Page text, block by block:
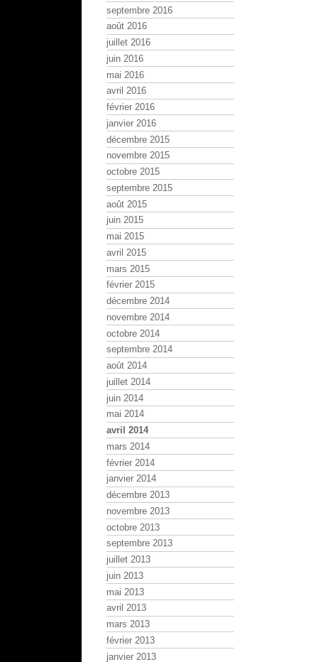
septembre 2016
août 2016
juillet 2016
juin 2016
mai 2016
avril 2016
février 2016
janvier 2016
décembre 2015
novembre 2015
octobre 2015
septembre 2015
août 2015
juin 2015
mai 2015
avril 2015
mars 2015
février 2015
décembre 2014
novembre 2014
octobre 2014
septembre 2014
août 2014
juillet 2014
juin 2014
mai 2014
avril 2014
mars 2014
février 2014
janvier 2014
décembre 2013
novembre 2013
octobre 2013
septembre 2013
juillet 2013
juin 2013
mai 2013
avril 2013
mars 2013
février 2013
janvier 2013